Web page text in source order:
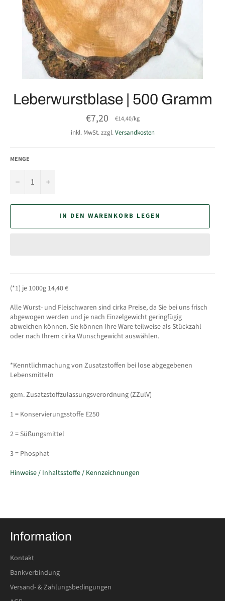
Leberwurstblase | 500 Gramm
Normaler
Preis
€7,20 Einzelpreis
€14,40/pro
kg
inkl. MwSt. zzgl.Versandkosten
MENGE
− +
IN DEN WARENKORB LEGEN
(*1) je 1000g 14,40 €
Alle Wurst- und Fleischwaren sind cirka Preise, da Sie bei uns frisch
abgewogen werden und je nach Einzelgewicht geringfügig
abweichen können. Sie können Ihre Ware teilweise als Stückzahl
oder nach Ihrem cirka Wunschgewicht auswählen.
*Kenntlichmachung von Zusatzstoffen bei lose abgegebenen
Lebensmitteln
gem. Zusatzstoffzulassungsverordnung (ZZulV)
1 = Konservierungsstoffe E250
2 = Süßungsmittel
3 = Phosphat
Hinweise / Inhaltsstoffe / Kennzeichnungen
Information
Kontakt
Bankverbindung
Versand- & Zahlungsbedingungen